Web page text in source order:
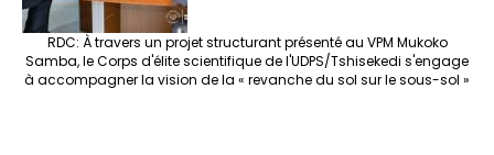
RDC: À travers un projet structurant présenté au VPM Mukoko
Samba, le Corps d'élite scientifique de l'UDPS/Tshisekedi s'engage
à accompagner la vision de la « revanche du sol sur le sous-sol »